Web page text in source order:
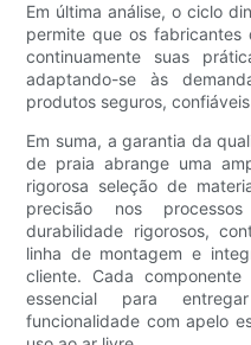
Em última análise, o ciclo
permite que os fabricantes
continuamente suas
adaptando-se às
produtos seguros,
Em suma, a garantia da
de praia abrange uma
rigorosa seleção de
precisão nos
durabilidade rigorosos,
linha de montagem e
cliente. Cada
essencial para
funcionalidade com apelo